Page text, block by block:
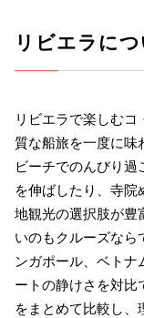
リビエラにつ
リビエラで楽しむ
質な船旅を一度に味
ビーチでのんびり過
を伸ばしたり、寺
地観光の選択肢が豊
いのもクルーズなら
ンガポール、ベト
ートの静けさを対比
をまとめて比較し、